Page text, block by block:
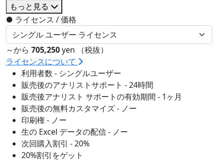
もっと見る
● ライセンス / 価格
～から 705,250yen （税抜）
ライセンスについて
利用者数 - シングルユーザー
販売後のアナリストサポート - 24時間
販売後アナリスト サポートの有効期間 - 1ヶ月
販売後の無料カスタマイズ - ノー
印刷権 - ノー
生の Excel データの配信 - ノー
次回購入割引 - 20%
20%割引をゲット